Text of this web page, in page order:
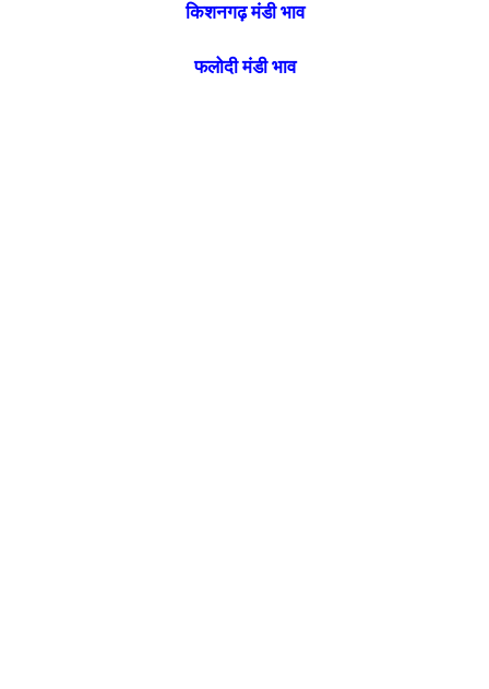
किशनगढ़ मंडी भाव
फलोदी मंडी भाव